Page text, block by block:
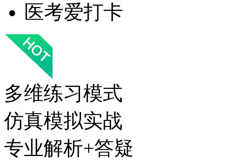
医考爱打卡
多维练习模式
仿真模拟实战
专业解析+答疑